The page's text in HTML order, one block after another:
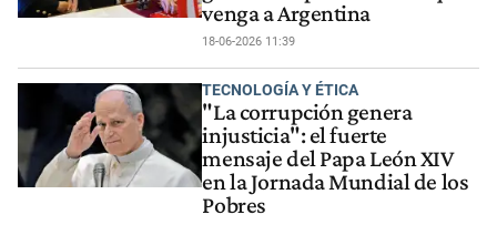
venga a Argentina
18-06-2026 11:39
TECNOLOGÍA Y ÉTICA
"La corrupción genera
injusticia": el fuerte
mensaje del Papa León XIV
en la Jornada Mundial de los
Pobres